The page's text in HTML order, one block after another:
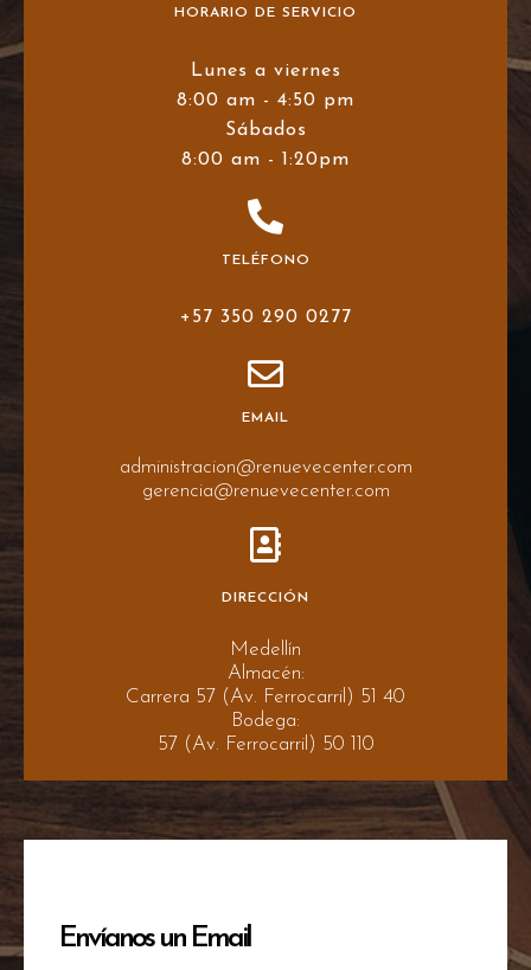
HORARIO DE SERVICIO
Lunes a viernes
8:00 am - 4:50 pm
Sábados
8:00 am - 1:20pm
TELÉFONO
+57 350 290 0277
EMAIL
administracion@renuevecenter.com
gerencia@renuevecenter.com
DIRECCIÓN
Medellín
Almacén:
Carrera 57 (Av. Ferrocarril) 51 40
Bodega:
57 (Av. Ferrocarril) 50 110
Envíanos un Email